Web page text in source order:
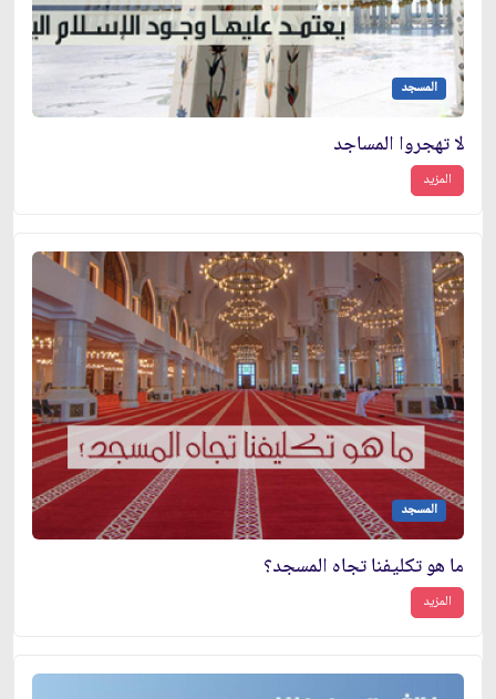
المسجد
لا تهجروا المساجد
المزيد
المسجد
ما هو تكليفنا تجاه المسجد؟
المزيد